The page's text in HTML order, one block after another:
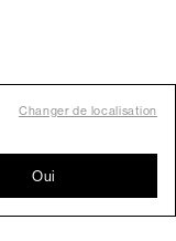
Changer de localisation
Oui